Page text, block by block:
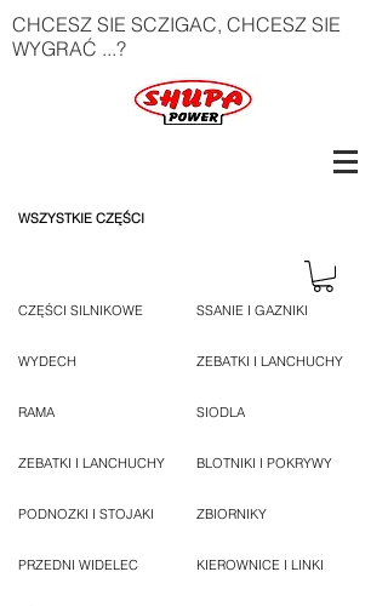
CHCESZ SIE SCZIGAC, CHCESZ SIE
WYGRAĆ ...?
WSZYSTKIE CZĘŚCI
CZĘŚCI SILNIKOWE
WYDECH
RAMA
ZEBATKI I LANCHUCHY
PODNOZKI I STOJAKI
PRZEDNI WIDELEC
SSANIE I GAZNIKI
ZEBATKI I LANCHUCHY
SIODLA
BLOTNIKI I POKRYWY
ZBIORNIKY
KIEROWNICE I LINKI